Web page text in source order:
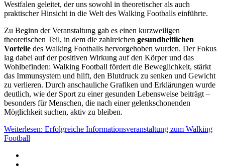
Westfalen geleitet, der uns sowohl in theoretischer als auch
praktischer Hinsicht in die Welt des Walking Footballs einführte.
Zu Beginn der Veranstaltung gab es einen kurzweiligen
theoretischen Teil, in dem die zahlreichen gesundheitlichen
Vorteile des Walking Footballs hervorgehoben wurden. Der Fokus
lag dabei auf der positiven Wirkung auf den Körper und das
Wohlbefinden: Walking Football fördert die Beweglichkeit, stärkt
das Immunsystem und hilft, den Blutdruck zu senken und Gewicht
zu verlieren. Durch anschauliche Grafiken und Erklärungen wurde
deutlich, wie der Sport zu einer gesunden Lebensweise beiträgt –
besonders für Menschen, die nach einer gelenkschonenden
Möglichkeit suchen, aktiv zu bleiben.
Weiterlesen: Erfolgreiche Informationsveranstaltung zum Walking
Football